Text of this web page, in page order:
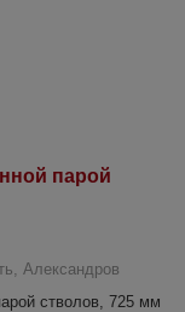
парой
Александров
стволов, 725 мм